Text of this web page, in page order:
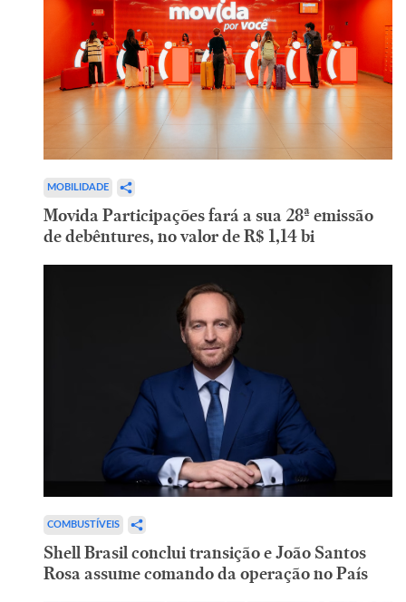
MOBILIDADE
Movida Participações fará a sua 28ª emissão
de debêntures, no valor de R$ 1,14 bi
COMBUSTÍVEIS
Shell Brasil conclui transição e João Santos
Rosa assume comando da operação no País